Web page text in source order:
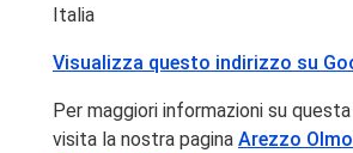
Italia
Visualizza questo indirizzo su
Per maggiori informazioni su
visita la nostra pagina Arezzo